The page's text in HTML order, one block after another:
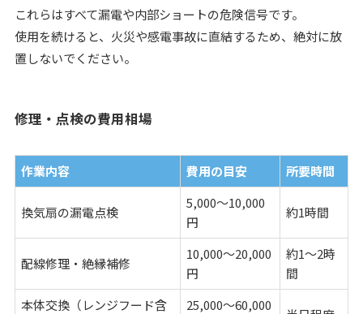
これらはすべて漏電や内部ショートの危険信号です。
使用を続けると、火災や感電事故に直結するため、絶対に放
置しないでください。
修理・点検の費用相場
作業内容 費用の目安 所要時間
換気扇の漏電点検
5,000〜10,000
円
約1時間
配線修理・絶縁補修
10,000〜20,000
円
約1〜2時
間
本体交換（レンジフード含
25,000〜60,000